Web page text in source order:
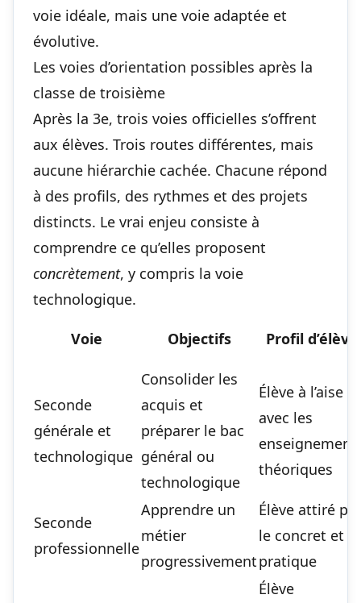
voie idéale, mais une voie adaptée et
évolutive.
Les voies d’orientation possibles après la
classe de troisième
Après la 3e, trois voies officielles s’offrent
aux élèves. Trois routes différentes, mais
aucune hiérarchie cachée. Chacune répond
à des profils, des rythmes et des projets
distincts. Le vrai enjeu consiste à
comprendre ce qu’elles proposent
concrètement, y compris la voie
technologique.
Voie Objectifs Profil d’élève
Seconde
générale et
technologique
Consolider les
acquis et
préparer le bac
général ou
technologique
Élève à l’aise
avec les
théoriques
Seconde
professionnelle
Apprendre un
métier
progressivement
Élève attiré par
le concret et la
pratique
Élève